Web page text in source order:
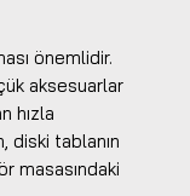
önemlidir.
aksesuarlar
hızla
diski tablanın
masasındaki